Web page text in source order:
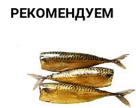
РЕКОМЕНДУЕМ